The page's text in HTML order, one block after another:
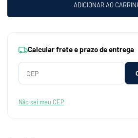
ADICIONAR AO
Calcular frete e prazo de entrega
Não sei meu CEP